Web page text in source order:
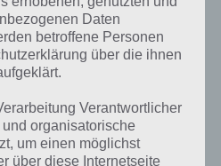
das Wort auch zu Auf zu den
präsentieren wir daher auch
Erkenntnissen mithilfe der
die wissenschaftlichen Ergebnisse in
auf Fachkonferenzen
Daten
betroffene Personen
über die ihnen
Verantwortlicher
organisatorische
um einen möglichst
über diese Internetseite